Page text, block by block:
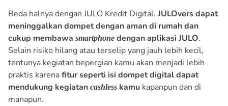
Beda halnya dengan JULO Kredit Digital. JULOvers dapat
meninggalkan dompet dengan aman di rumah dan
cukup membawa smartphone dengan aplikasi JULO.
Selain risiko hilang atau terselip yang jauh lebih kecil,
tentunya kegiatan bepergian kamu akan menjadi lebih
praktis karenafitur seperti isi dompet digital dapat
mendukung kegiatan cashless kamu kapanpun dan di
manapun.